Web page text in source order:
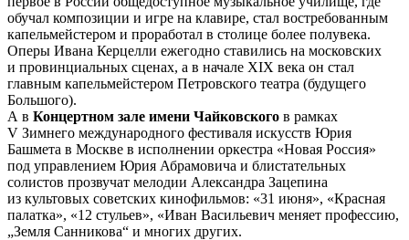
обучал композиции и игре на клавире, стал востребованным
капельмейстером и проработал в столице более полувека.
Оперы Ивана Керцелли ежегодно ставились на московских
и провинциальных сценах, а в начале XIX века он стал
главным капельмейстером Петровского театра (будущего
Большого).
А в Концертном зале имени Чайковского в рамках
V Зимнего международного фестиваля искусств Юрия
Башмета в Москве в исполнении оркестра «Новая Россия»
под управлением Юрия Абрамовича и блистательных
солистов прозвучат мелодии Александра Зацепина
из культовых советских кинофильмов: «31 июня», «Красная
палатка», «12 стульев», «Иван Васильевич меняет профессию,
„Земля Санникова“ и многих других.